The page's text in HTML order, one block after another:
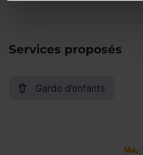
Services proposés
Garde d’enfants